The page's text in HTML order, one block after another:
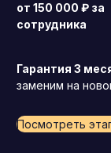
от 150 000 ₽ за
сотрудника
Гарантия 3
заменим на
Посмотреть